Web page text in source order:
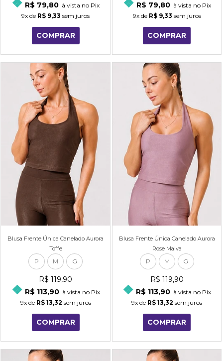
R$ 79,80 à vista no Pix
9x de R$ 9,33 sem juros
COMPRAR
R$ 79,80 à vista no Pix
9xde R$ 9,33 sem juros
COMPRAR
Blusa Frente Única Canelado Aurora
Toffe
P M G
R$ 119,90
R$ 113,90 à vista no Pix
9xde R$ 13,32 sem juros
COMPRAR
Blusa Frente Única Canelado Aurora
Rose Malva
P M G
R$ 119,90
R$ 113,90 à vista no Pix
9x de R$ 13,32 sem juros
COMPRAR